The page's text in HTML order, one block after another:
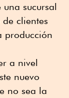
sucursal
clientes
producción
a nivel
nuevo
no sea la